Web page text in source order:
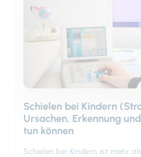
Schielen bei Kindern
Ursachen, Erkennung
tun können
Schielen bei Kindern ist mehr